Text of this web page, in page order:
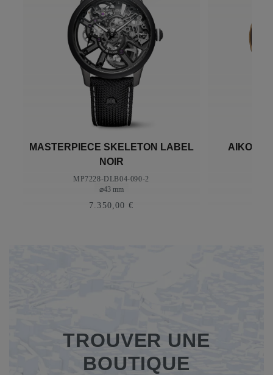
MASTERPIECE SKELETON LABEL
NOIR
MP7228-DLB04-090-2
⌀43 mm
7.350,00 €
AIKON
TROUVER UNE
BOUTIQUE